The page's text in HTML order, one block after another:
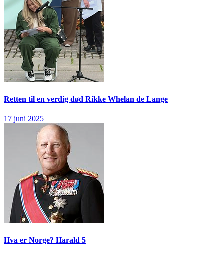
Retten til en verdig død Rikke Whelan de Lange
17 juni 2025
Hva er Norge? Harald 5